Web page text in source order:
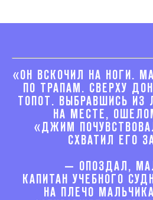
«ОН ВСКОЧИЛ НА НОГИ.
ПО ТРАПАМ. СВЕРХУ
ТОПОТ. ВЫБРАВШИСЬ ИЗ
НА МЕСТЕ,
«ДЖИМ
СХВАТИЛ ЕГО
— ОПОЗДАЛ,
КАПИТАН УЧЕБНОГО
НА ПЛЕЧО